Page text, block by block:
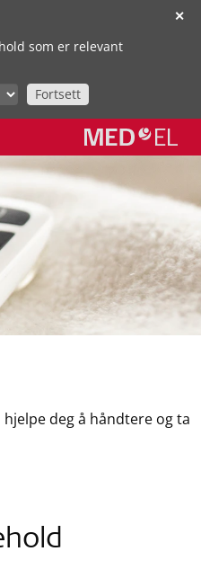
✕
som er relevant
Fortsett
deg å håndtere og ta